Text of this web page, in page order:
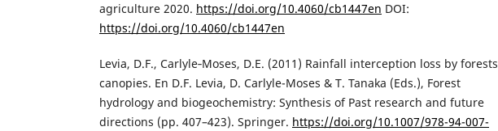
agriculture 2020. https://doi.org/10.4060/cb1447en DOI:
https://doi.org/10.4060/cb1447en
Levia, D.F., Carlyle‑Moses, D.E. (2011) Rainfall interception loss by forests
canopies. En D.F. Levia, D. Carlyle-Moses & T. Tanaka (Eds.), Forest
hydrology and biogeochemistry: Synthesis of Past research and future
directions (pp. 407–423). Springer. https://doi.org/10.1007/978-94-007-